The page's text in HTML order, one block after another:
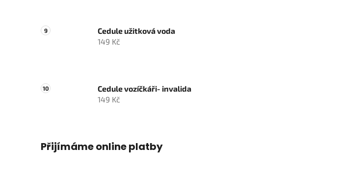
Cedule užitková voda
149 Kč
Cedule vozíčkáři- invalida
149 Kč
Přijímáme online platby